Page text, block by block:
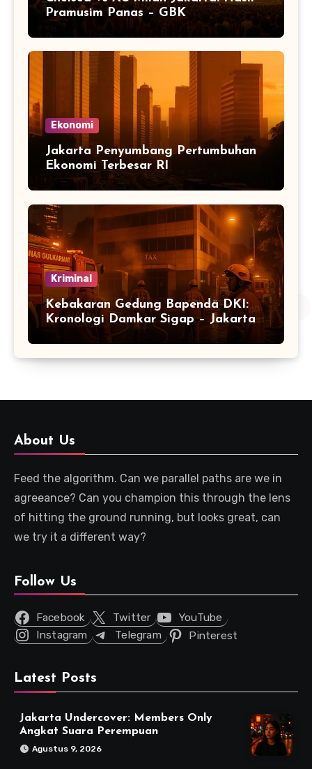
Pramusim Panas – GBK
Ekonomi
Jakarta Penyumbang Pertumbuhan
Ekonomi Terbesar RI
Kriminal
Kebakaran Gedung Bapenda DKI:
Kronologi Damkar Sigap – Jakarta
About Us
Feed the algorithm. Can we parallel paths are we in
agreeance? Can you champion this through the lens
of hitting the ground running, but looks great, can
we try it a different way?
Follow Us
Facebook Twitter
YouTube
Instagram
Telegram Pinterest
Latest Posts
Jakarta Undercover: Members Only
Angkat Suara Perempuan
Agustus 9, 2026